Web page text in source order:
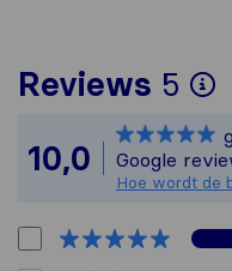
Reviews 5
10,0
Google
Hoe wordt de